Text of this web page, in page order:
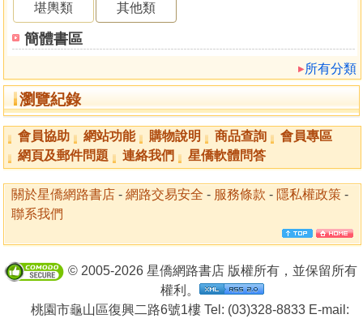
堪輿類 其他類
簡體書區
所有分類
瀏覽紀錄
會員協助 網站功能 購物說明 商品查詢
會員專區
網頁及郵件問題
連絡我們 星僑軟體問答
關於星僑網路書店 - 網路交易安全 - 服務條款 - 隱私權政策 -
聯系我們
© 2005-2026 星僑網路書店 版權所有，並保留所有
權利。
桃園市龜山區復興二路6號1樓 Tel: (03)328-8833 E-mail: